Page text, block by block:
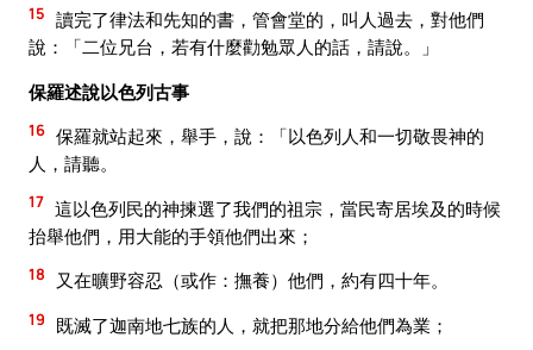
15 讀完了律法和先知的書，管會堂的，叫人過去，對他們
說：「二位兄台，若有什麼勸勉眾人的話，請說。」
保羅述說以色列古事
16 保羅就站起來，舉手，說：「以色列人和一切敬畏神的
人，請聽。
17 這以色列民的神揀選了我們的祖宗，當民寄居埃及的時候
抬舉他們，用大能的手領他們出來；
18 又在曠野容忍（或作：撫養）他們，約有四十年。
19 既滅了迦南地七族的人，就把那地分給他們為業；